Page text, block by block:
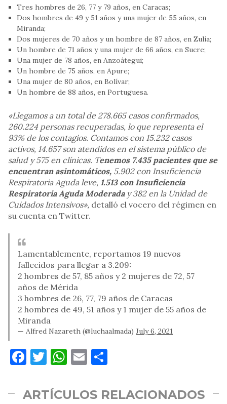
Tres hombres de 26, 77 y 79 años, en Caracas;
Dos hombres de 49 y 51 años y una mujer de 55 años, en
Miranda;
Dos mujeres de 70 años y un hombre de 87 años, en Zulia;
Un hombre de 71 años y una mujer de 66 años, en Sucre;
Una mujer de 78 años, en Anzoátegui;
Un hombre de 75 años, en Apure;
Una mujer de 80 años, en Bolívar;
Un hombre de 88 años, en Portuguesa.
«Llegamos a un total de 278.665 casos confirmados,
260.224 personas recuperadas, lo que representa el
93% de los contagios. Contamos con 15.232 casos
activos, 14.657 son atendidos en el sistema público de
salud y 575 en clínicas. Tenemos 7.435 pacientes que se
encuentran asintomáticos, 5.902 con Insuficiencia
Respiratoria Aguda leve, 1.513 con Insuficiencia
Respiratoria Aguda Moderaday 382 en la Unidad de
Cuidados Intensivos», detalló el vocero del régimen en
su cuenta en Twitter.
Lamentablemente, reportamos 19 nuevos
fallecidos para llegar a 3.209:
2 hombres de 57, 85 años y 2 mujeres de 72, 57
años de Mérida
3 hombres de 26, 77, 79 años de Caracas
2 hombres de 49, 51 años y 1 mujer de 55 años de
Miranda
— Alfred Nazareth (@luchaalmada) July 6, 2021
Facebook
Twitter
WhatsApp
Email
ARTÍCULOS RELACIONADOS